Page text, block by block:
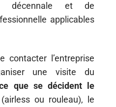
décennale et de
applicables
contacter l’entreprise
une visite du
que se décident le
(airless ou rouleau), le